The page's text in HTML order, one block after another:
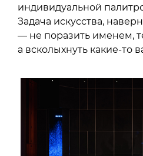
индивидуальной
Задача искусства,
— не поразить именем,
а всколыхнуть какие-то